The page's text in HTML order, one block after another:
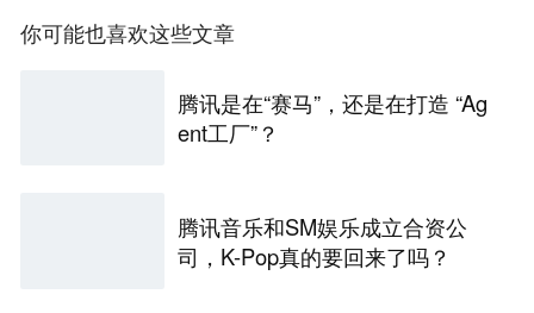
你可能也喜欢这些文章
腾讯是在“赛马”，还是在打造 “Ag
ent工厂”？
腾讯音乐和SM娱乐成立合资公
司，K-Pop真的要回来了吗？